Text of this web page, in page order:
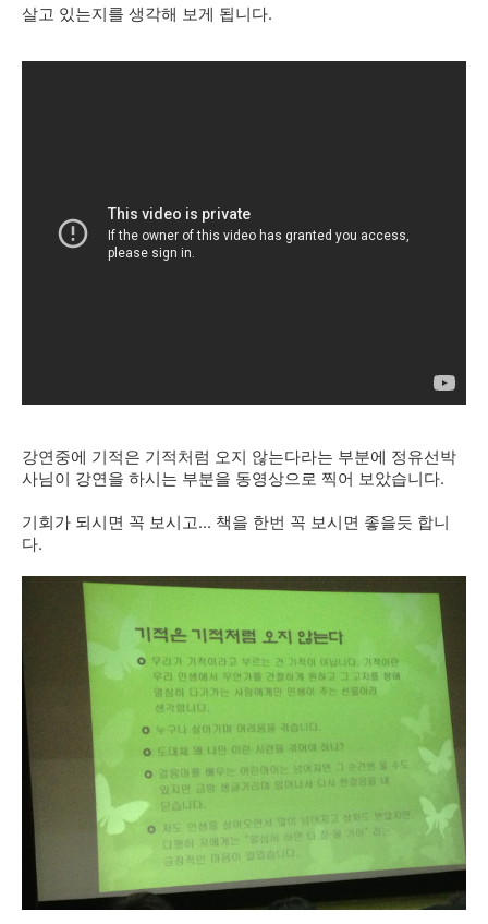
살고 있는지를 생각해 보게 됩니다.
강연중에 기적은 기적처럼 오지 않는다라는 부분에 정유선박
사님이 강연을 하시는 부분을 동영상으로 찍어 보았습니다.
기회가 되시면 꼭 보시고... 책을 한번 꼭 보시면 좋을듯 합니
다.